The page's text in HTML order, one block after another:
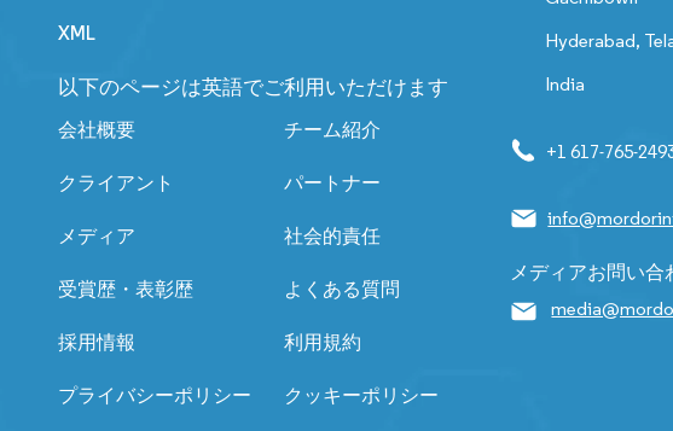
XML
以下のページは英語でご利用いただけます
会社概要 チーム紹介
クライアント パートナー
メディア 社会的責任
受賞歴・表彰歴 よくある質問
採用情報 利用規約
プライバシーポリシー クッキーポリシー
Hyderabad,
India
+1 617-765-
メディアお問い合